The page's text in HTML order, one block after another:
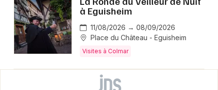
à Eguisheim
11/08/2026 → 08/09/2026
Place du Château - Eguisheim
Visites à Colmar